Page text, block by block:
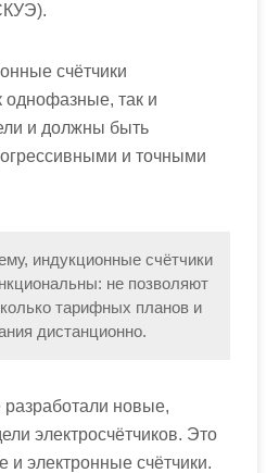
счётчики
однофазные, так и
и должны быть
и точными
индукционные счётчики
не позволяют
тарифных планов и
дистанционно.
новые,
электросчётчиков. Это
и электронные счётчики.